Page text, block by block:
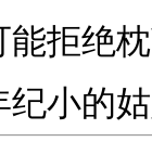
拒绝
小的